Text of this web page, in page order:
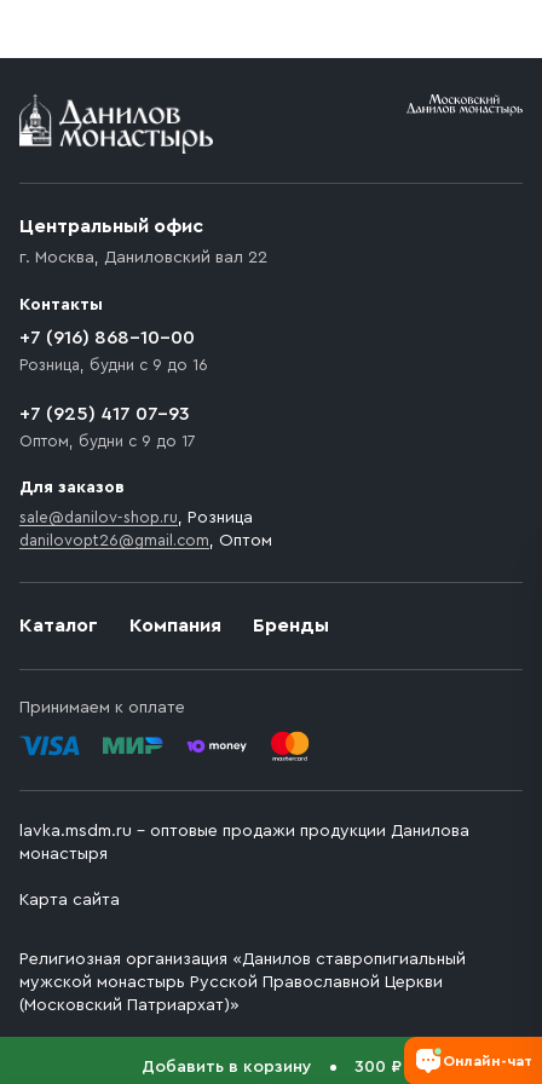
Добавить в корзину 300 ₽
Условия доставки
возникают препятствия для подъезда автомобиля,
которое максимально близко к месту запланированной
движения. Если на территории места назначения
доставки предусмотрен платный въезд, то Покупателю
необходимо компенсировать стоимость въезда
Каталог Компания Бренды
Принимаем к оплате
Центральный офис
г. Москва, Даниловский вал 22
Контакты
+7 (916) 868-10-00
Розница, будни с 9 до 16
+7 (925) 417 07-93
Оптом, будни с 9 до 17
Для заказов
sale@danilov-shop.ru, Розница
danilovopt26@gmail.com, Оптом
lavka.msdm.ru – оптовые продажи продукции Данилова
монастыря
Карта сайта
Религиозная организация «Данилов ставропигиальный
мужской монастырь Русской Православной Церкви
(Московский Патриархат)»
Онлайн-чат